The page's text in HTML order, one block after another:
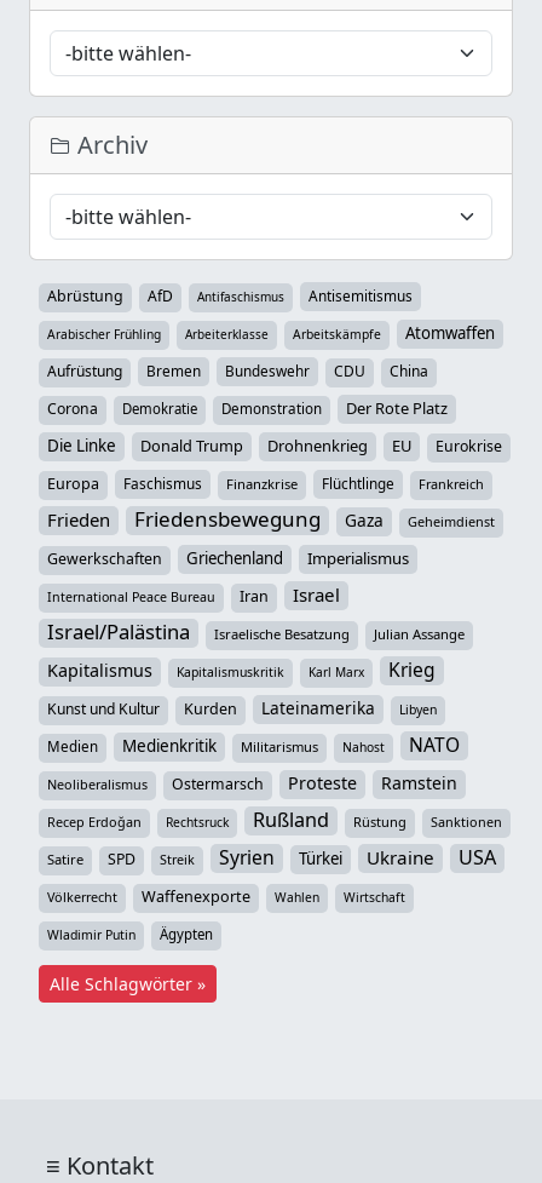
Archiv
Abrüstung AfD Antifaschismus Antisemitismus
Arabischer Frühling Arbeiterklasse Arbeitskämpfe Atomwaffen
Aufrüstung Bremen Bundeswehr CDU
China
Corona
Demokratie Demonstration
Der Rote Platz
Die Linke
Donald Trump Drohnenkrieg EU
Eurokrise
Europa
Faschismus Finanzkrise Flüchtlinge Frankreich
Frieden Friedensbewegung Gaza Geheimdienst
Gewerkschaften Griechenland Imperialismus
International Peace Bureau Iran Israel
Israel/Palästina Israelische Besatzung Julian Assange
Kapitalismus Kapitalismuskritik Karl Marx Krieg
Kunst und Kultur Kurden Lateinamerika Libyen
Medien Medienkritik Militarismus Nahost NATO
Neoliberalismus Ostermarsch Proteste Ramstein
Recep Erdoğan Rechtsruck Rußland Rüstung Sanktionen
Satire SPD Streik Syrien Türkei Ukraine USA
Völkerrecht Waffenexporte Wahlen Wirtschaft
Wladimir Putin Ägypten
Alle Schlagwörter »
Kontakt